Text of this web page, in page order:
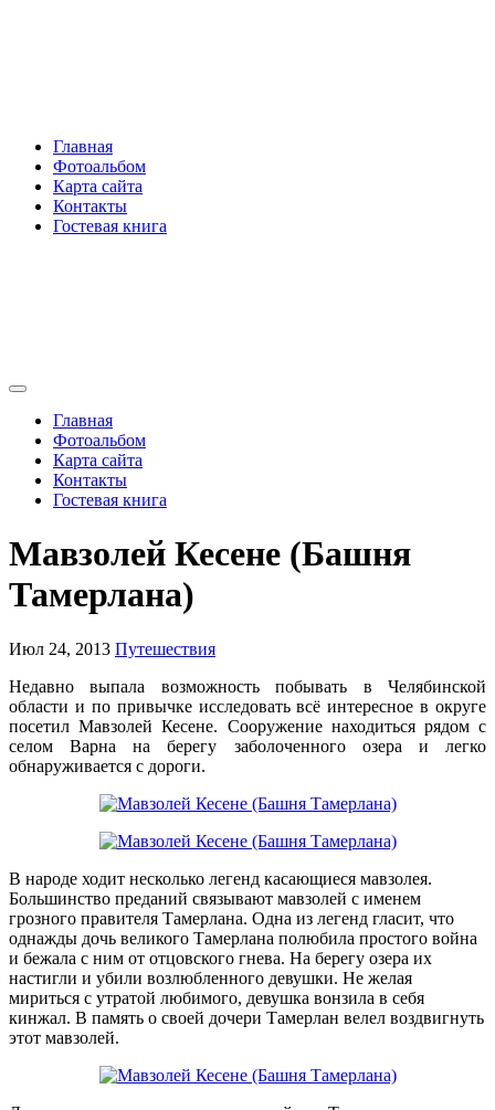
Главная
Фотоальбом
Карта сайта
Контакты
Гостевая книга
Главная
Фотоальбом
Карта сайта
Контакты
Гостевая книга
Мавзолей Кесене (Башня
Тамерлана)
Июл 24, 2013 Путешествия
Недавно выпала возможность побывать в Челябинской
области и по привычке исследовать всё интересное в округе
посетил Мавзолей Кесене. Сооружение находиться рядом с
селом Варна на берегу заболоченного озера и легко
обнаруживается с дороги.
В народе ходит несколько легенд касающиеся мавзолея.
Большинство преданий связывают мавзолей с именем
грозного правителя Тамерлана. Одна из легенд гласит, что
однажды дочь великого Тамерлана полюбила простого война
и бежала с ним от отцовского гнева. На берегу озера их
настигли и убили возлюбленного девушки. Не желая
мириться с утратой любимого, девушка вонзила в себя
кинжал. В память о своей дочери Тамерлан велел воздвигнуть
этот мавзолей.